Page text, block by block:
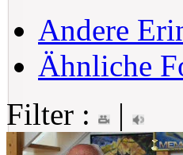
Andere
Ähnliche
Filter :
|